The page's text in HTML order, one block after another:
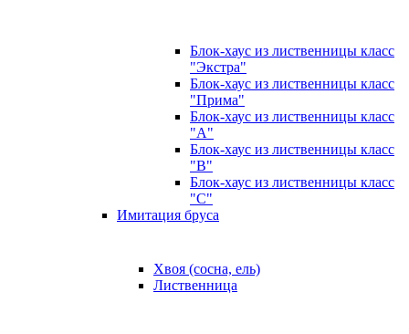
Блок-хаус из лиственницы класс
"Экстра"
Блок-хаус из лиственницы класс
"Прима"
Блок-хаус из лиственницы класс
"А"
Блок-хаус из лиственницы класс
"B"
Блок-хаус из лиственницы класс
"C"
Имитация бруса
Хвоя (сосна, ель)
Лиственница